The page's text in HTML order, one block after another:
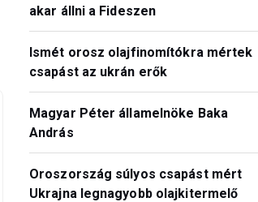
akar állni a Fideszen
Ismét orosz olajfinomítókra mértek
csapást az ukrán erők
Magyar Péter államelnöke Baka
András
Oroszország súlyos csapást mért
Ukrajna legnagyobb olajkitermelő